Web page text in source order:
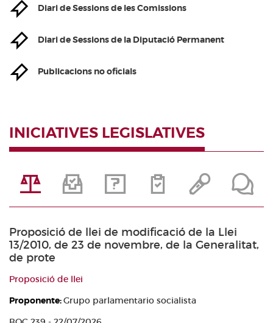
Diari de Sessions de les Comissions
Diari de Sessions de la Diputació Permanent
Publicacions no oficials
INICIATIVES LEGISLATIVES
Proposició de llei de modificació de la Llei
13/2010, de 23 de novembre, de la Generalitat,
de prote
Proposició de llei
Proponente:Grupo parlamentario socialista